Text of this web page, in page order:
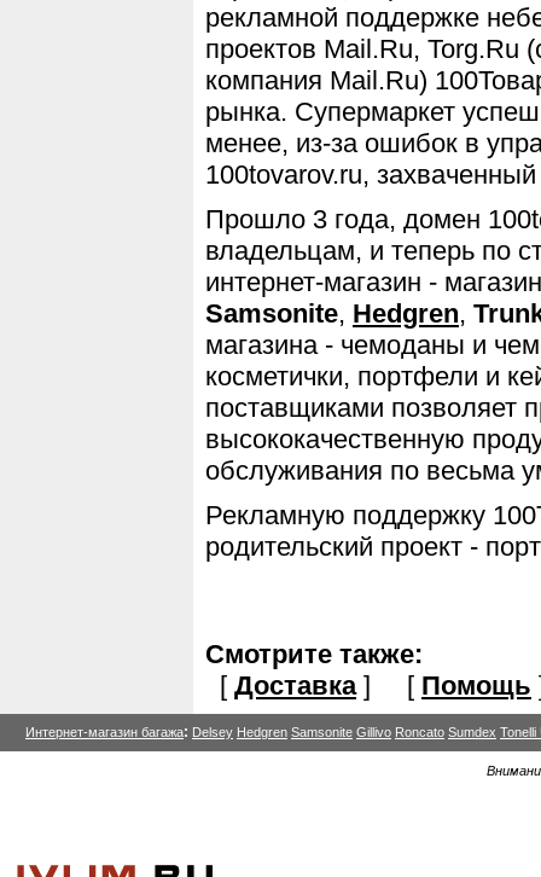
рекламной поддержке
проектов Mail.Ru, Torg.Ru
компания Mail.Ru)
рынка. Супермаркет
менее, из-за ошибок в
100tovarov.ru,
Прошло 3 года, домен
владельцам, и теперь по
интернет-магазин -
Samsonite, Hedgren,
магазина - чемоданы и
косметички, портфели и
поставщиками позволяет
высококачественную
обслуживания по весьма
Рекламную поддержку
родительский проект -
Смотрите также:
[ Доставка] [ Помощь
Интернет-магазин багажа: Delsey Hedgren Samsonite Gillivo Roncato Sumdex